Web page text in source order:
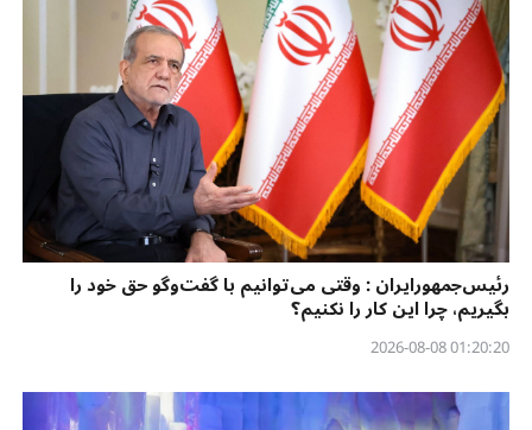
رئیس‌جمهورایران : وقتی می‌توانیم با گفت‌وگو حق خود را
بگیریم، چرا این کار را نکنیم؟
01:20:20 2026-08-08